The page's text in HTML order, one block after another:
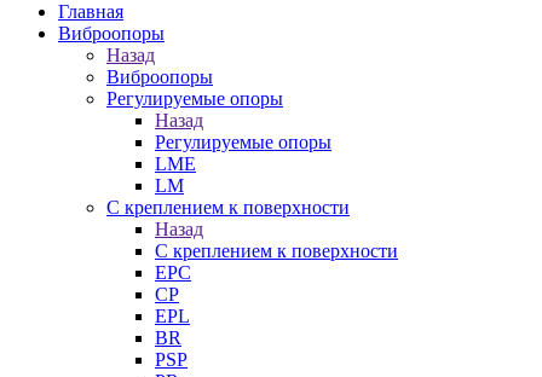
Главная
Виброопоры
Назад
Виброопоры
Регулируемые опоры
Назад
Регулируемые опоры
LME
LM
С креплением к поверхности
Назад
С креплением к поверхности
EPC
CP
EPL
BR
PSP